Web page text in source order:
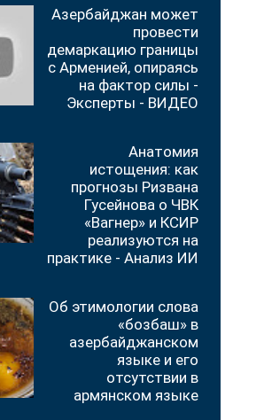
Азербайджан может
провести
демаркацию границы
с Арменией, опираясь
на фактор силы -
Эксперты - ВИДЕО
Анатомия
истощения: как
прогнозы Ризвана
Гусейнова о ЧВК
«Вагнер» и КСИР
реализуются на
практике - Анализ ИИ
Об этимологии слова
«бозбаш» в
азербайджанском
языке и его
отсутствии в
армянском языке